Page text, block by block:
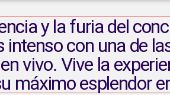
y la furia del
con una de
vivo. Vive la
máximo esplendor